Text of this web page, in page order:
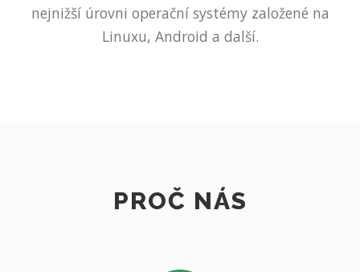
nejnižší úrovni operační systémy založené na
Linuxu, Android a další.
PROČ NÁS